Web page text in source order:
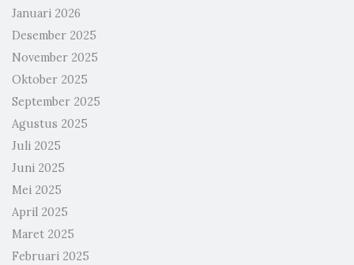
Januari 2026
Desember 2025
November 2025
Oktober 2025
September 2025
Agustus 2025
Juli 2025
Juni 2025
Mei 2025
April 2025
Maret 2025
Februari 2025